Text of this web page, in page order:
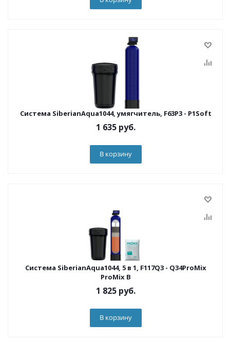
Система SiberianAqua1044, умягчитель, F63P3 - P1Soft
1 635руб.
В корзину
Система SiberianAqua1044, 5 в 1, F117Q3 - Q34ProMix
ProMix B
1 825руб.
В корзину